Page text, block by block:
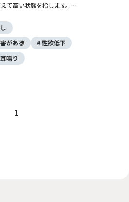
て高い状態を指します。一
は拡張期血圧（DBP）が
合を高血圧と定義しま
がある
性欲低下
耳鳴り
1